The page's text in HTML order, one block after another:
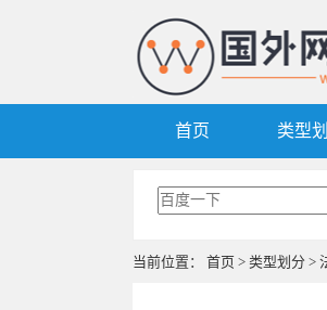
首页 类型
当前位置： 首页 > 类型划分 >